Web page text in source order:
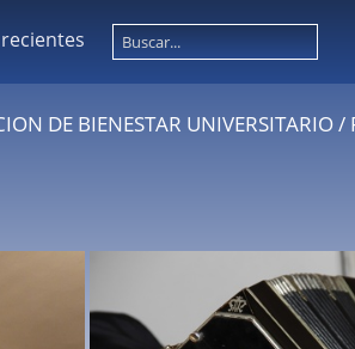
DE BIENESTAR UNIVERSITARIO/